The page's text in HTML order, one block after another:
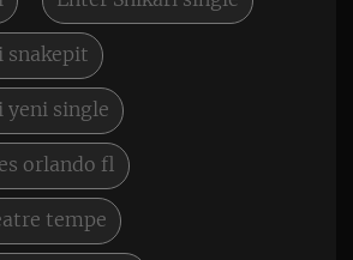
snakepit
yeni single
orlando fl
tempe